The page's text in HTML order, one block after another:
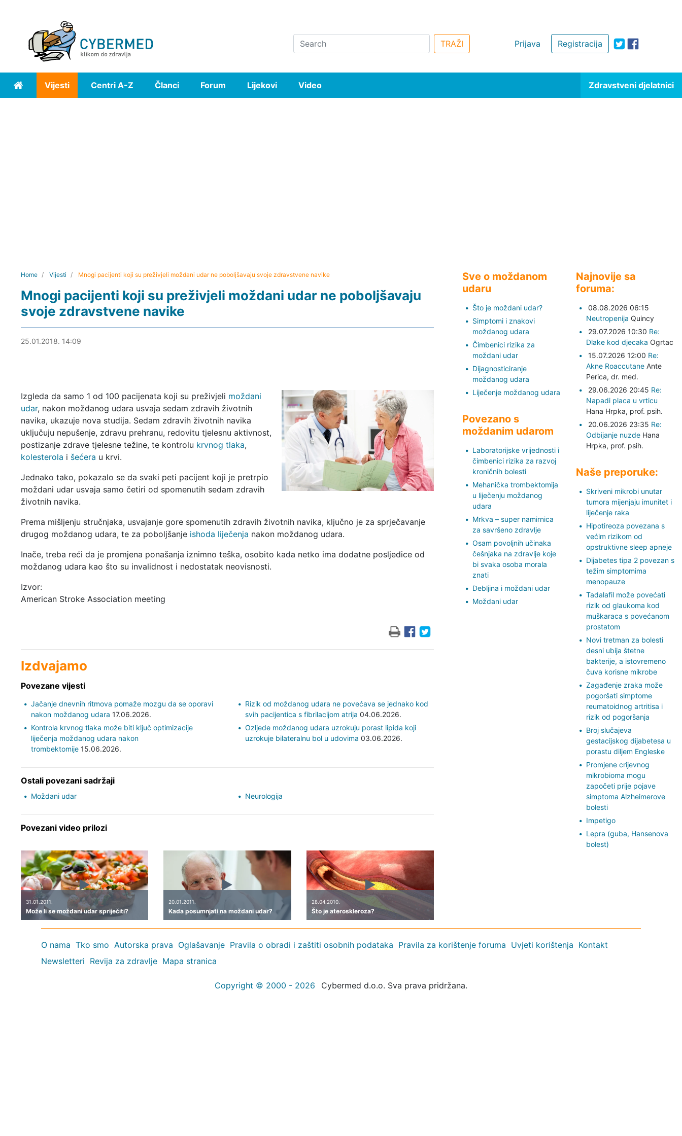
Registracija
Prijava
Search TRAŽI
Home Vijesti Centri A-Z Članci Forum Lijekovi Video Zdravstveni djelatnici
Home Vijesti Mnogi pacijenti koji su preživjeli moždani udar ne poboljšavaju svoje zdravstvene navike
Mnogi pacijenti koji su preživjeli moždani udar ne poboljšavaju
svoje zdravstvene navike
25.01.2018. 14:40
25.01.2018. 14:09
Izgleda da samo 1 od 100 pacijenata koji su preživjeli moždani
udar, nakon moždanog udara usvaja sedam zdravih životnih
navika, ukazuje nova studija. Sedam zdravih životnih navika
uključuju nepušenje, zdravu prehranu, redovitu tjelesnu aktivnost,
postizanje zdrave tjelesne težine, te kontrolu krvnog tlaka,
kolesterola i šećera u krvi.
Jednako tako, pokazalo se da svaki peti pacijent koji je pretrpio
moždani udar usvaja samo četiri od spomenutih sedam zdravih
životnih navika.
Prema mišljenju stručnjaka, usvajanje gore spomenutih zdravih životnih navika, ključno je za sprječavanje
drugog moždanog udara, te za poboljšanje ishoda liječenja nakon moždanog udara.
Inače, treba reći da je promjena ponašanja iznimno teška, osobito kada netko ima dodatne posljedice od
moždanog udara kao što su invalidnost i nedostatak neovisnosti.
Izvor:
American Stroke Association meeting
Izdvajamo
Povezane vijesti
Jačanje dnevnih ritmova pomaže mozgu da se oporavi
nakon moždanog udara 17.06.2026.
Kontrola krvnog tlaka može biti ključ optimizacije
liječenja moždanog udara nakon
trombektomije15.06.2026.
Rizik od moždanog udara ne povećava se jednako kod
svih pacijentica s fibrilacijom atrija 04.06.2026.
Ozljede moždanog udara uzrokuju porast lipida koji
uzrokuje bilateralnu bol u udovima 03.06.2026.
Ostali povezani sadržaji
Moždani udar Neurologija
Povezani video prilozi
31.01.2011.
Može li se moždani udar spriječiti?
20.01.2011.
Kada posumnjati na moždani udar?
28.04.2010.
Što je ateroskleroza?
Sve o moždanom
udaru
Što je moždani udar?
Simptomi i znakovi
moždanog udara
Čimbenici rizika za
moždani udar
Dijagnosticiranje
moždanog udara
Liječenje moždanog udara
Povezano s
moždanim udarom
Laboratorijske vrijednosti i
čimbenici rizika za razvoj
kroničnih bolesti
Mehanička trombektomija
u liječenju moždanog
udara
Mrkva – super namirnica
za savršeno zdravlje
Osam povoljnih učinaka
češnjaka na zdravlje koje
bi svaka osoba morala
znati
Debljina i moždani udar
Moždani udar
Najnovije sa
foruma:
08.08.2026 06:15
Neutropenija Quincy
29.07.2026 10:30 Re:
Dlake kod djecaka Ogrtac
15.07.2026 12:00 Re:
Akne Roaccutane Ante
Perica, dr. med.
29.06.2026 20:45 Re:
Napadi placa u vrticu
Hana Hrpka, prof. psih.
20.06.2026 23:35 Re:
Odbijanje nuzde Hana
Hrpka, prof. psih.
Naše preporuke:
Skriveni mikrobi unutar
tumora mijenjaju imunitet i
liječenje raka
Hipotireoza povezana s
većim rizikom od
opstruktivne sleep apneje
Dijabetes tipa 2 povezan s
težim simptomima
menopauze
Tadalafil može povećati
rizik od glaukoma kod
muškaraca s povećanom
prostatom
Novi tretman za bolesti
desni ubija štetne
bakterije, a istovremeno
čuva korisne mikrobe
Zagađenje zraka može
pogoršati simptome
reumatoidnog artritisa i
rizik od pogoršanja
Broj slučajeva
gestacijskog dijabetesa u
porastu diljem Engleske
Promjene crijevnog
mikrobioma mogu
započeti prije pojave
simptoma Alzheimerove
bolesti
Impetigo
Lepra (guba, Hansenova
bolest)
O nama Tko smo Autorska prava Oglašavanje Pravila o obradi i zaštiti osobnih podataka Pravila za korištenje foruma Uvjeti korištenja Kontakt
Newsletteri Revija za zdravlje Mapa stranica
Copyright © 2000 - 2026 Cybermed d.o.o. Sva prava pridržana.